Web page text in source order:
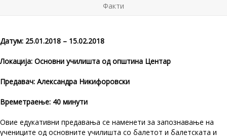
Факти
Датум: 25.01.2018 – 15.02.2018
Локација: Основни училишта од општина Центар
Предавач: Александра Никифоровски
Времетраење: 40 минути
Овие едукативни предавања се наменети за запознавање на
учениците од основните училишта со балетот и балетската и